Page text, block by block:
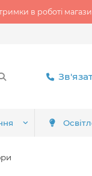
в роботі